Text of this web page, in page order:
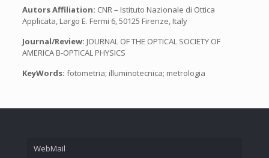
Autors Affiliation: CNR – Istituto Nazionale di Ottica
Applicata, Largo E. Fermi 6, 50125 Firenze, Italy
Journal/Review: JOURNAL OF THE OPTICAL SOCIETY OF
AMERICA B-OPTICAL PHYSICS
KeyWords: fotometria; illuminotecnica; metrologia
WebMail